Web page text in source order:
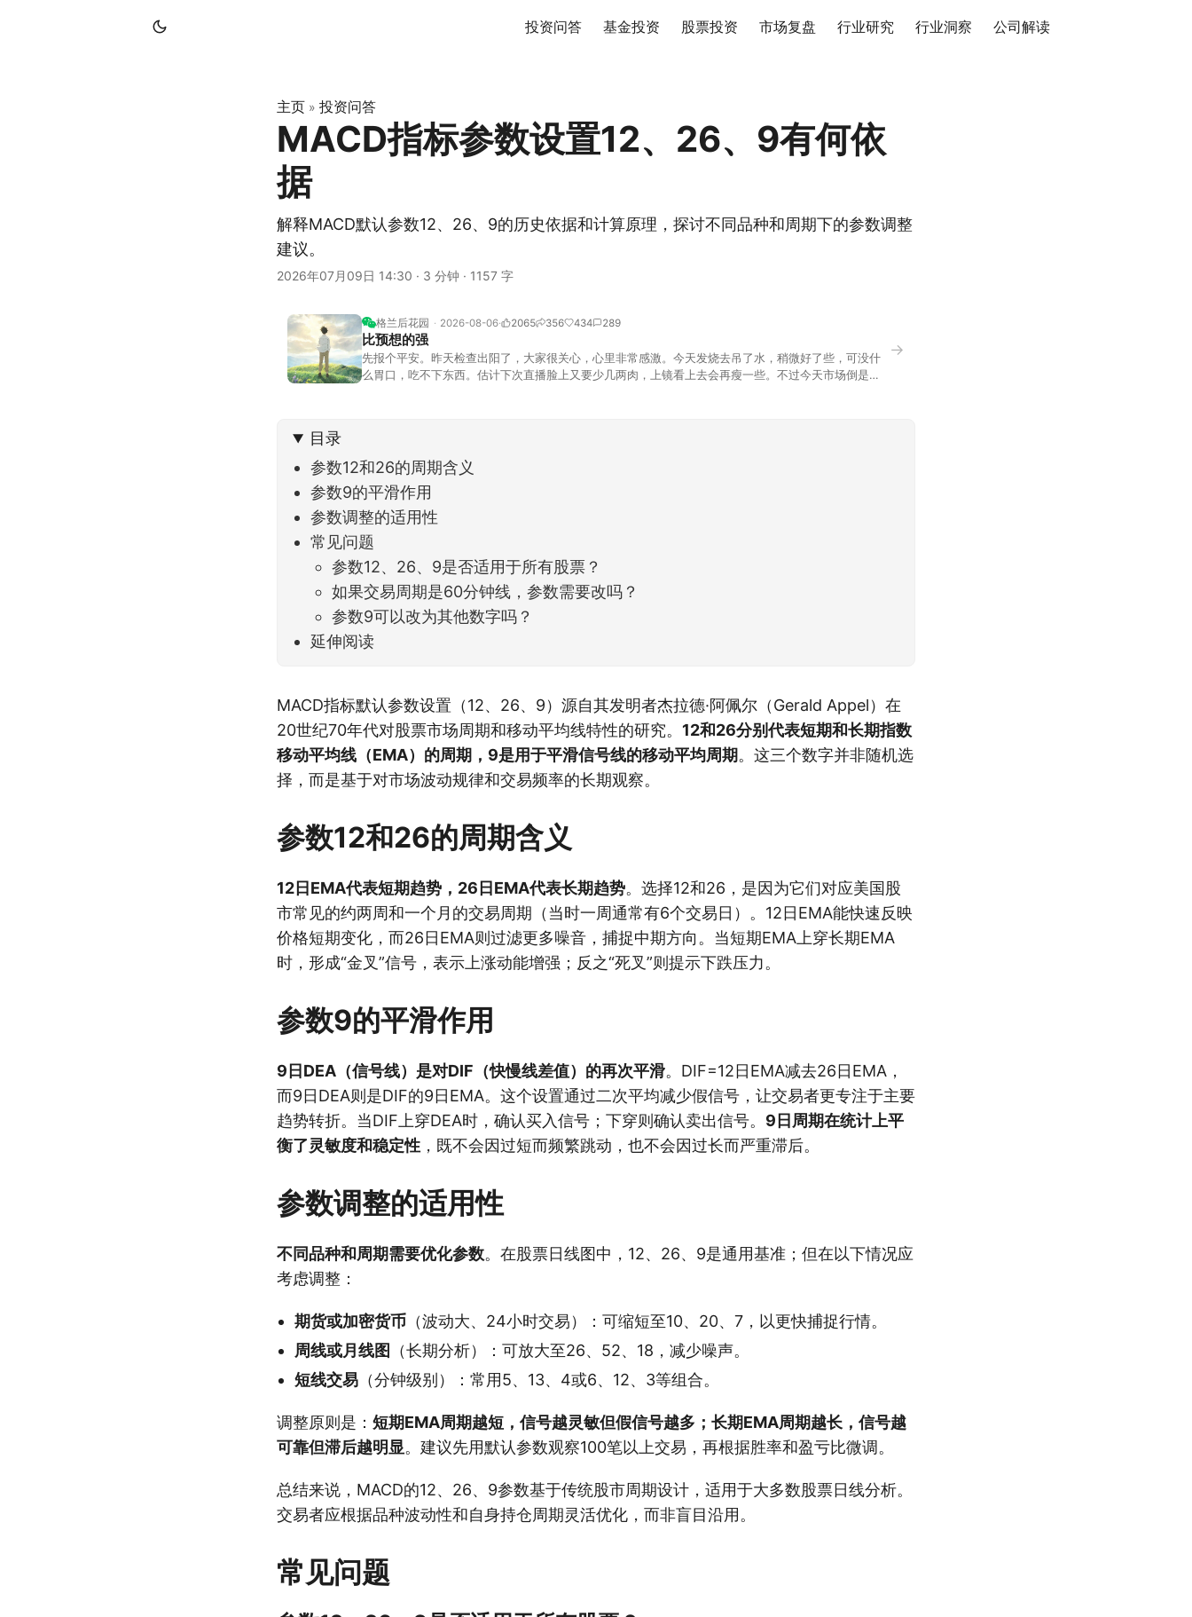
投资问答 基金投资 股票投资 市场复盘 行业研究 行业洞察 公司解读
主页 » 投资问答
MACD指标参数设置12、26、9有何依
据
解释MACD默认参数12、26、9的历史依据和计算原理，探讨不同品种和周期下的参数调整
建议。
2026年07月09日 14:30 · 3 分钟 · 1157 字
格兰后花园 2026-08-06 2065 356 434 289
比预想的强
先报个平安。昨天检查出阳了，大家很关心，心里非常感激。今天发烧去吊了水，稍微好了些，可没什
么胃口，吃不下东西。估计下次直播脸上又要少几两肉，上镜看上去会再瘦一些。不过今天市场倒是蛮
→
目录
参数12和26的周期含义
参数9的平滑作用
参数调整的适用性
常见问题
参数12、26、9是否适用于所有股票？
如果交易周期是60分钟线，参数需要改吗？
参数9可以改为其他数字吗？
延伸阅读
MACD指标默认参数设置（12、26、9）源自其发明者杰拉德·阿佩尔（Gerald Appel）在
20世纪70年代对股票市场周期和移动平均线特性的研究。 12和26分别代表短期和长期指数
移动平均线（EMA）的周期，9是用于平滑信号线的移动平均周期。这三个数字并非随机选
择，而是基于对市场波动规律和交易频率的长期观察。
参数12和26的周期含义
12日EMA代表短期趋势，26日EMA代表长期趋势。选择12和26，是因为它们对应美国股
市常见的约两周和一个月的交易周期（当时一周通常有6个交易日）。12日EMA能快速反映
价格短期变化，而26日EMA则过滤更多噪音，捕捉中期方向。当短期EMA上穿长期EMA
时，形成“金叉”信号，表示上涨动能增强；反之“死叉”则提示下跌压力。
参数9的平滑作用
9日DEA（信号线）是对DIF（快慢线差值）的再次平滑。DIF=12日EMA减去26日EMA，
而9日DEA则是DIF的9日EMA。这个设置通过二次平均减少假信号，让交易者更专注于主要
趋势转折。当DIF上穿DEA时，确认买入信号；下穿则确认卖出信号。 9日周期在统计上平
衡了灵敏度和稳定性 ，既不会因过短而频繁跳动，也不会因过长而严重滞后。
参数调整的适用性
不同品种和周期需要优化参数。在股票日线图中，12、26、9是通用基准；但在以下情况应
考虑调整：
期货或加密货币 （波动大、24小时交易）：可缩短至10、20、7，以更快捕捉行情。
周线或月线图 （长期分析）：可放大至26、52、18，减少噪声。
短线交易 （分钟级别）：常用5、13、4或6、12、3等组合。
调整原则是： 短期EMA周期越短，信号越灵敏但假信号越多；长期EMA周期越长，信号越
可靠但滞后越明显。建议先用默认参数观察100笔以上交易，再根据胜率和盈亏比微调。
总结来说，MACD的12、26、9参数基于传统股市周期设计，适用于大多数股票日线分析。
交易者应根据品种波动性和自身持仓周期灵活优化，而非盲目沿用。
常见问题